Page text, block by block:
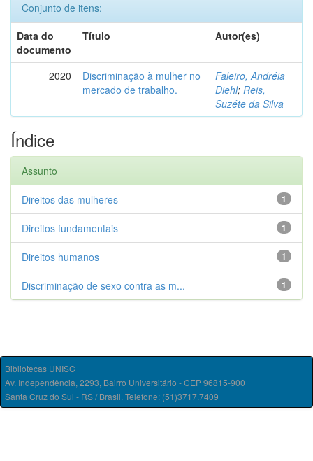
Conjunto de itens:
Data do
documento
Título Autor(es)
2020
Discriminação à mulher no
mercado de trabalho.
Faleiro, Andréia
Diehl; Reis,
Suzéte da Silva
Índice
Assunto
1
Direitos das mulheres
1
Direitos fundamentais
1
Direitos humanos
1
Discriminação de sexo contra as m...
Bibliotecas UNISC
Av. Independência, 2293, Bairro Universitário - CEP 96815-900
Santa Cruz do Sul - RS / Brasil. Telefone: (51)3717.7409